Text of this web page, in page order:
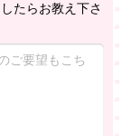
たらお教え下さ